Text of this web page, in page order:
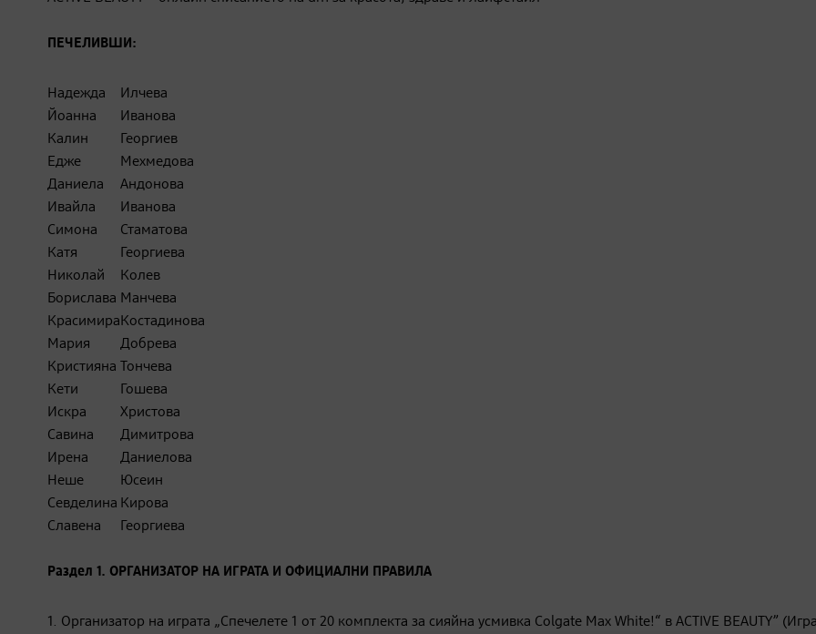
ПЕЧЕЛИВШИ:
Надежда
Илчева
Йоанна
Иванова
Калин
Георгиев
Едже
Мехмедова
Даниела
Андонова
Ивайла
Иванова
Симона
Стаматова
Катя
Георгиева
Николай
Колев
Борислава Манчева
Красимира Костадинова
Мария
Добрева
Кристияна
Тончева
Кети
Гошева
Искра
Христова
Савина
Димитрова
Ирена
Даниелова
Неше
Юсеин
Севделина Кирова
Славена
Георгиева
Раздел 1. ОРГАНИЗАТОР НА ИГРАТА И ОФИЦИАЛНИ ПРАВИЛА
1. Организатор на играта „Спечелете 1 от 20 комплекта за сияйна усмивка Colgate Max White!“ в ACTIVE BEAUTY”